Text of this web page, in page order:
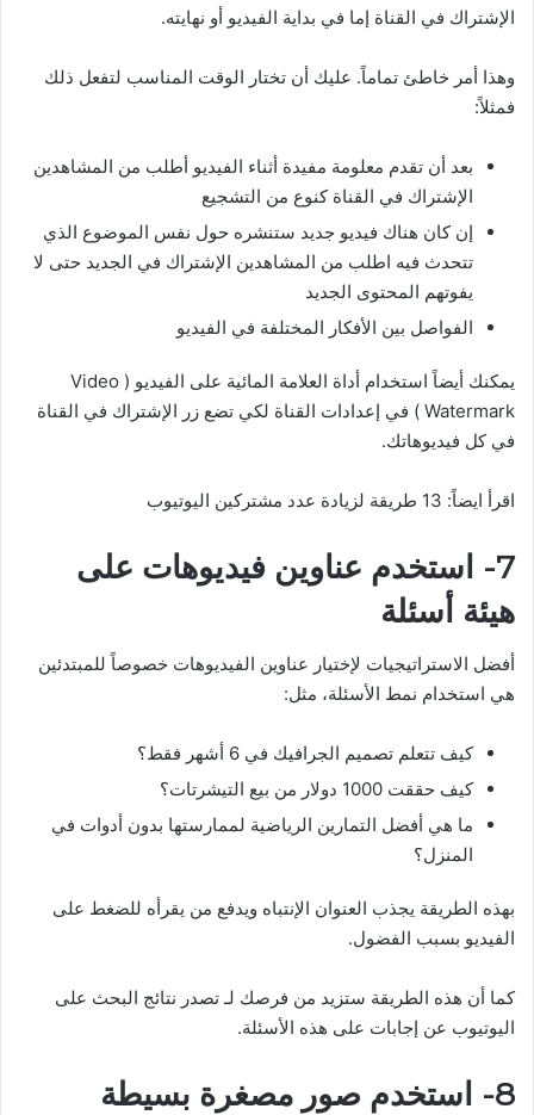
الإشتراك في القناة إما في بداية الفيديو أو نهايته.
وهذا أمر خاطئ تماماً. عليك أن تختار الوقت المناسب لتفعل ذلك
فمثلاً:
بعد أن تقدم معلومة مفيدة أثناء الفيديو أطلب من المشاهدين
الإشتراك في القناة كنوع من التشجيع
إن كان هناك فيديو جديد ستنشره حول نفس الموضوع الذي
تتحدث فيه اطلب من المشاهدين الإشتراك في الجديد حتى لا
يفوتهم المحتوى الجديد
الفواصل بين الأفكار المختلفة في الفيديو
يمكنك أيضاً استخدام أداة العلامة المائية على الفيديو ( Video
Watermark ) في إعدادات القناة لكي تضع زر الإشتراك في القناة
في كل فيديوهاتك.
اقرأ ايضاً: 13 طريقة لزيادة عدد مشتركين اليوتيوب
7- استخدم عناوين فيديوهات على
هيئة أسئلة
أفضل الاستراتيجيات لإختيار عناوين الفيديوهات خصوصاً للمبتدئين
هي استخدام نمط الأسئلة، مثل:
كيف تتعلم تصميم الجرافيك في 6 أشهر فقط؟
كيف حققت 1000 دولار من بيع التيشرتات؟
ما هي أفضل التمارين الرياضية لممارستها بدون أدوات في
المنزل؟
بهذه الطريقة يجذب العنوان الإنتباه ويدفع من يقرأه للضغط على
الفيديو بسبب الفضول.
كما أن هذه الطريقة ستزيد من فرصك لـ تصدر نتائج البحث على
اليوتيوب عن إجابات على هذه الأسئلة.
8- استخدم صور مصغرة بسيطة